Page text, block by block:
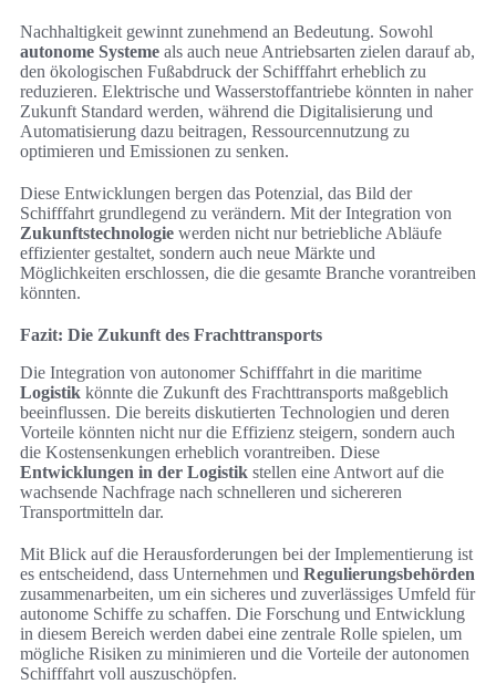
Nachhaltigkeit gewinnt zunehmend an Bedeutung. Sowohl
autonome Systeme als auch neue Antriebsarten zielen darauf ab,
den ökologischen Fußabdruck der Schifffahrt erheblich zu
reduzieren. Elektrische und Wasserstoffantriebe könnten in naher
Zukunft Standard werden, während die Digitalisierung und
Automatisierung dazu beitragen, Ressourcennutzung zu
optimieren und Emissionen zu senken.
Diese Entwicklungen bergen das Potenzial, das Bild der
Schifffahrt grundlegend zu verändern. Mit der Integration von
Zukunftstechnologie werden nicht nur betriebliche Abläufe
effizienter gestaltet, sondern auch neue Märkte und
Möglichkeiten erschlossen, die die gesamte Branche vorantreiben
könnten.
Fazit: Die Zukunft des Frachttransports
Die Integration von autonomer Schifffahrt in die maritime
Logistik könnte die Zukunft des Frachttransports maßgeblich
beeinflussen. Die bereits diskutierten Technologien und deren
Vorteile könnten nicht nur die Effizienz steigern, sondern auch
die Kostensenkungen erheblich vorantreiben. Diese
Entwicklungen in der Logistik stellen eine Antwort auf die
wachsende Nachfrage nach schnelleren und sichereren
Transportmitteln dar.
Mit Blick auf die Herausforderungen bei der Implementierung ist
es entscheidend, dass Unternehmen und Regulierungsbehörden
zusammenarbeiten, um ein sicheres und zuverlässiges Umfeld für
autonome Schiffe zu schaffen. Die Forschung und Entwicklung
in diesem Bereich werden dabei eine zentrale Rolle spielen, um
mögliche Risiken zu minimieren und die Vorteile der autonomen
Schifffahrt voll auszuschöpfen.